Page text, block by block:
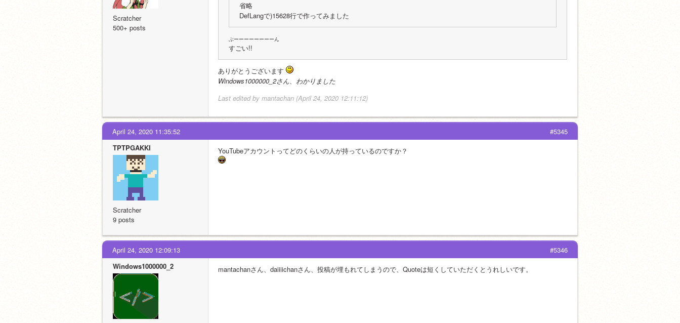
Scratcher
500+ posts
省略
DefLangで)15628行で作ってみました
ぶーーーーーーーーん
すごい!!
ありがとうございます
Windows1000000_2さん、わかりました
Last edited by mantachan (April 24, 2020 12:11:12)
#5345
April 24, 2020 11:35:52
TPTPGAKKI
Scratcher
9 posts
YouTubeアカウントってどのくらいの人が持っているのですか？
#5346
April 24, 2020 12:09:13
Windows1000000_2
mantachanさん、daiiiichanさん、投稿が埋もれてしまうので、Quoteは短くしていただくとうれしいです。